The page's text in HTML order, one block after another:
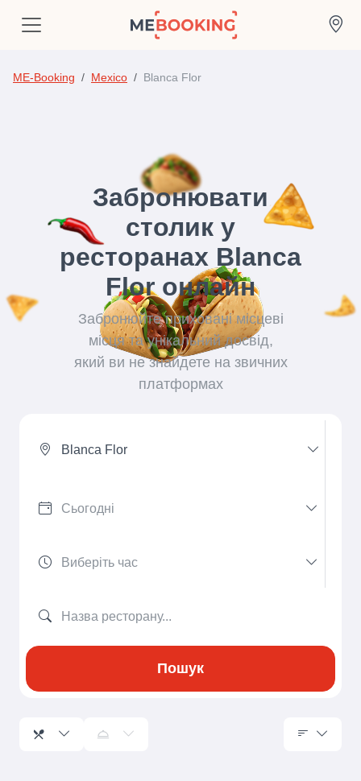
ME-Booking Mexico Blanca Flor
Забронювати
столик у
ресторанах Blanca
Flor онлайн
Забронюйте приховані місцеві
місця та унікальний досвід,
який ви не знайдете на звичних
платформах
Blanca Flor
Пошук